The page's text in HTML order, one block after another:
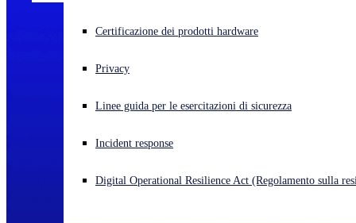
Cyberattacco in corso? Ottieni assistenza immediata
Open language switcher
Certificazione dei prodotti hardware
Privacy
Linee guida per le esercitazioni di sicurezza
Incident response
Digital Operational Resilience Act (Regolamento sulla